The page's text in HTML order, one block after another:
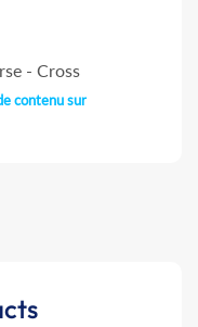
- Cross
contenu sur